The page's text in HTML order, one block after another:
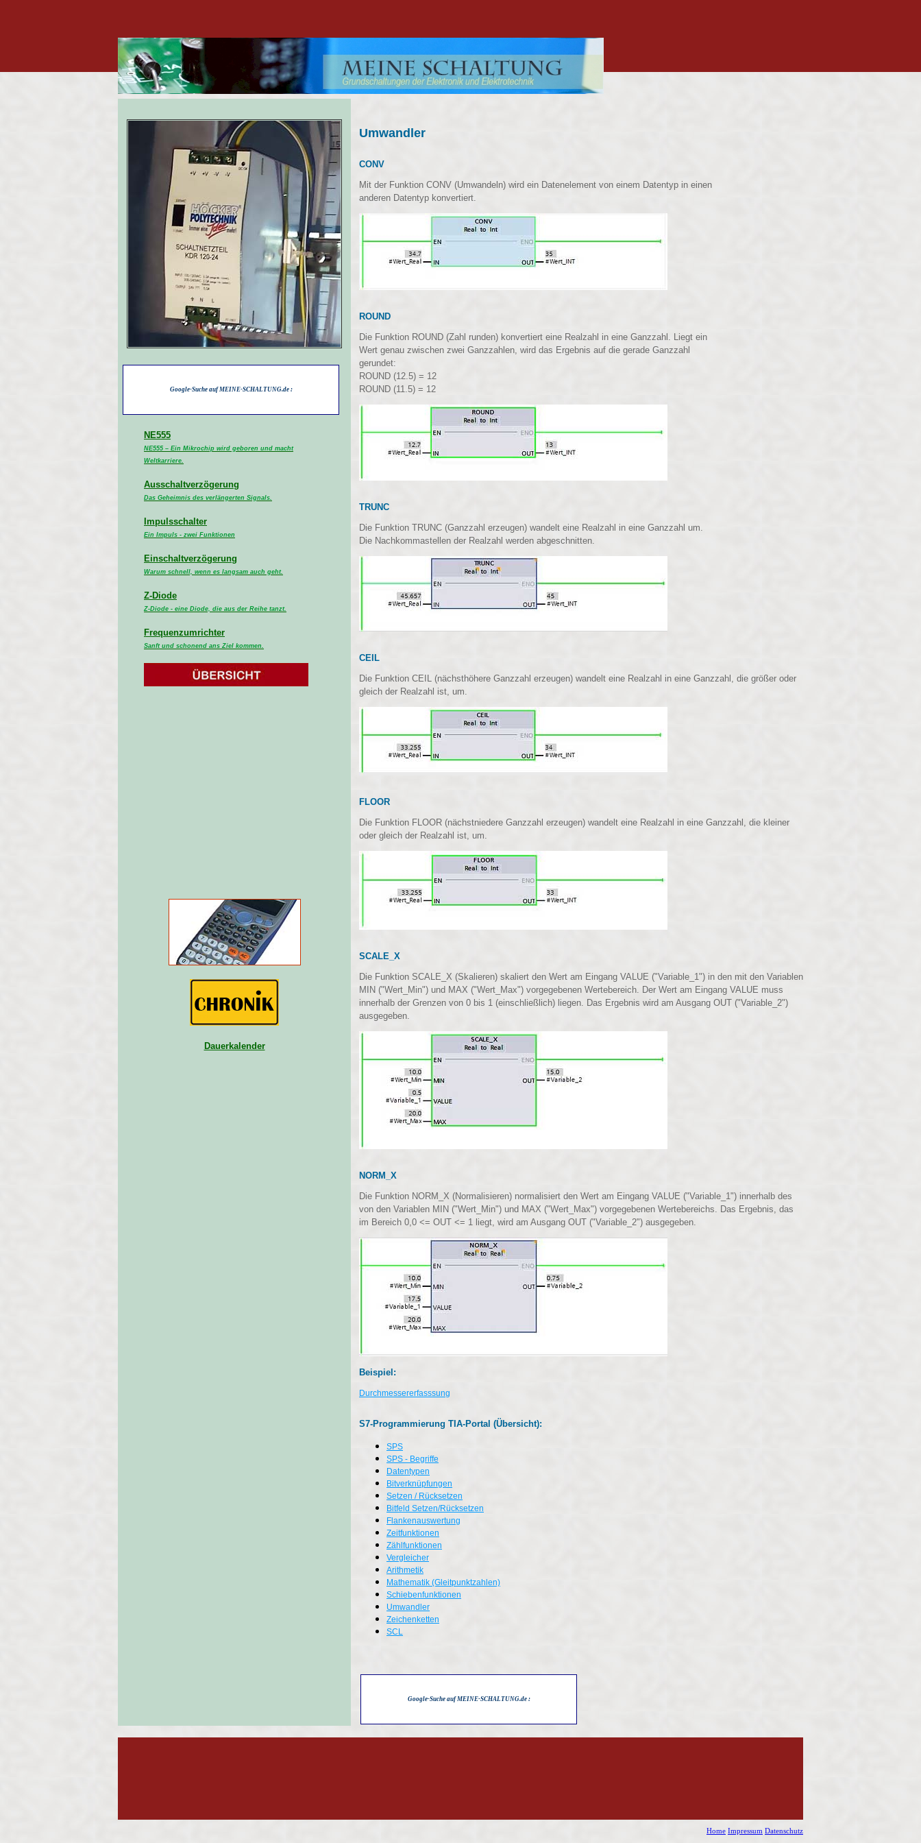
Google-Suche auf MEINE-SCHALTUNG.de :
NE555
NE555 – Ein Mikrochip wird geboren und macht
Weltkarriere.
Ausschaltverzögerung
Das Geheimnis des verlängerten Signals.
Impulsschalter
Ein Impuls - zwei Funktionen
Einschaltverzögerung
Warum schnell, wenn es langsam auch geht.
Z-Diode
Z-Diode - eine Diode, die aus der Reihe tanzt.
Frequenzumrichter
Sanft und schonend ans Ziel kommen.
Dauerkalender
Umwandler
CONV
Mit der Funktion CONV (Umwandeln) wird ein Datenelement von einem Datentyp in einen
anderen Datentyp konvertiert.
ROUND
Die Funktion ROUND (Zahl runden) konvertiert eine Realzahl in eine Ganzzahl. Liegt ein
Wert genau zwischen zwei Ganzzahlen, wird das Ergebnis auf die gerade Ganzzahl
gerundet:
ROUND (12.5) = 12
ROUND (11.5) = 12
TRUNC
Die Funktion TRUNC (Ganzzahl erzeugen) wandelt eine Realzahl in eine Ganzzahl um.
Die Nachkommastellen der Realzahl werden abgeschnitten.
CEIL
Die Funktion CEIL (nächsthöhere Ganzzahl erzeugen) wandelt eine Realzahl in eine Ganzzahl, die größer oder
gleich der Realzahl ist, um.
FLOOR
Die Funktion FLOOR (nächstniedere Ganzzahl erzeugen) wandelt eine Realzahl in eine Ganzzahl, die kleiner
oder gleich der Realzahl ist, um.
SCALE_X
Die Funktion SCALE_X (Skalieren) skaliert den Wert am Eingang VALUE ("Variable_1") in den mit den Variablen
MIN ("Wert_Min") und MAX ("Wert_Max") vorgegebenen Wertebereich. Der Wert am Eingang VALUE muss
innerhalb der Grenzen von 0 bis 1 (einschließlich) liegen. Das Ergebnis wird am Ausgang OUT ("Variable_2")
ausgegeben.
NORM_X
Die Funktion NORM_X (Normalisieren) normalisiert den Wert am Eingang VALUE ("Variable_1") innerhalb des
von den Variablen MIN ("Wert_Min") und MAX ("Wert_Max") vorgegebenen Wertebereichs. Das Ergebnis, das
im Bereich 0,0 <= OUT <= 1 liegt, wird am Ausgang OUT ("Variable_2") ausgegeben.
Beispiel:
Durchmessererfasssung
S7-Programmierung TIA-Portal (Übersicht):
SPS
SPS - Begriffe
Datentypen
Bitverknüpfungen
Setzen / Rücksetzen
Bitfeld Setzen/Rücksetzen
Flankenauswertung
Zeitfunktionen
Zählfunktionen
Vergleicher
Arithmetik
Mathematik (Gleitpunktzahlen)
Schiebenfunktionen
Umwandler
Zeichenketten
SCL
Google-Suche auf MEINE-SCHALTUNG.de :
Home Impressum Datenschutz